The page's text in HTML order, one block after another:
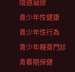
陰道凝膠
青少年性健康
青少年性行為
青少年親善門診
青春期保健